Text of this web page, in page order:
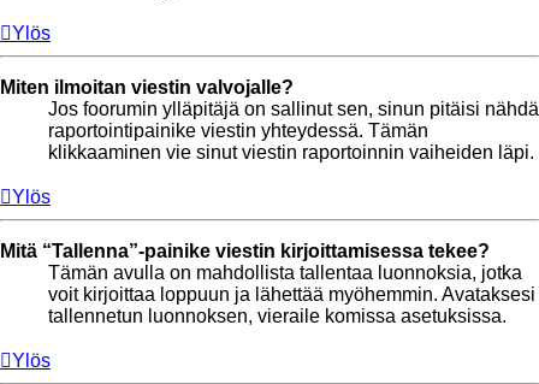
Ylös
Miten ilmoitan viestin valvojalle?
Jos foorumin ylläpitäjä on sallinut sen, sinun pitäisi nähdä
raportointipainike viestin yhteydessä. Tämän
klikkaaminen vie sinut viestin raportoinnin vaiheiden läpi.
Ylös
Mitä “Tallenna”-painike viestin kirjoittamisessa tekee?
Tämän avulla on mahdollista tallentaa luonnoksia, jotka
voit kirjoittaa loppuun ja lähettää myöhemmin. Avataksesi
tallennetun luonnoksen, vieraile komissa asetuksissa.
Ylös